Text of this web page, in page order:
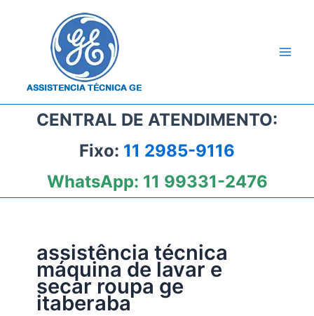
CENTRAL DE ATENDIMENTO:
Fixo: 11 2985-9116
WhatsApp: 11 99331-2476
assistência técnica
máquina de lavar e
secar roupa ge
itaberaba